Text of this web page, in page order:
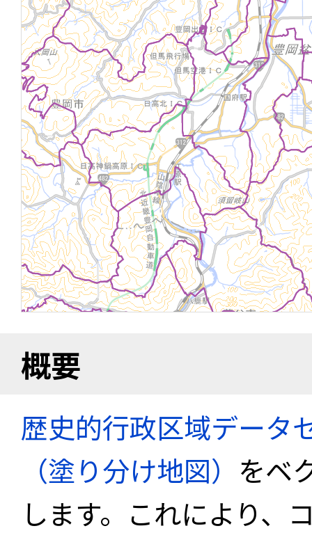
概要
歴史的行政区域データ
（塗り分け地図） をベ
します。これにより、